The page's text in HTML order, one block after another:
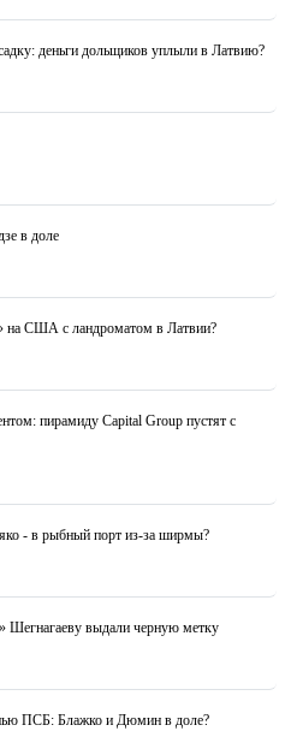
деньги дольщиков уплыли в Латвию?
в доле
на США с ландроматом в Латвии?
пирамиду Capital Group пустят с
- в рыбный порт из-за ширмы?
Шегнагаеву выдали черную метку
ПСБ: Блажко и Дюмин в доле?